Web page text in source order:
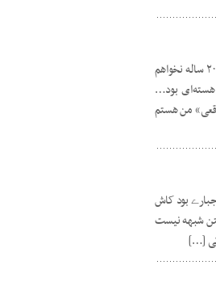
شبهه: ﺷﺎﯾﺪ ﺩﻻ‌ﺭ ﺩﻭﺑﺎﺭﻩ ۸۰۰ ﺗﻮﻣﺎﻥ ﺷﻮﺩ٬ ﺑﻨﺰﯾﻦ ۱۰۰ ﺗﻮﻣﺎﻥ٬ ﺷﺎﯾﺪ ……… ﺍﻣﺎ ﻣﻦ ﺩﻭﺑﺎﺭﻩ ۲۰ ﺳﺎﻟﻪ ﻧﺨﻮﺍﻫﻢ
ﻫﺴﺘﻪ‌ﺍﯼ ﺑﻮﺩ…
ﻣﻦ ﻫﺴﺘﻢ
بود کاش
شبهه نیست
[…]